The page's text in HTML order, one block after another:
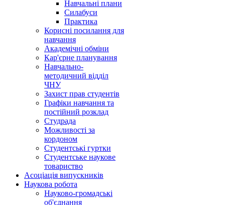
Навчальні плани
Силабуси
Практика
Корисні посилання для
навчання
Академічні обміни
Кар'єрне планування
Навчально-
методичний відділ
ЧНУ
Захист прав студентів
Графіки навчання та
постійний розклад
Студрада
Можливості за
кордоном
Студентські гуртки
Студентське наукове
товариство
Асоціація випускників
Наукова робота
Науково-громадські
об'єднання